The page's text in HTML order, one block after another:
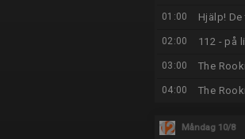
01:00 Hjälp! De
02:00 112 - på
03:00 The
04:00 The
Måndag 10/8